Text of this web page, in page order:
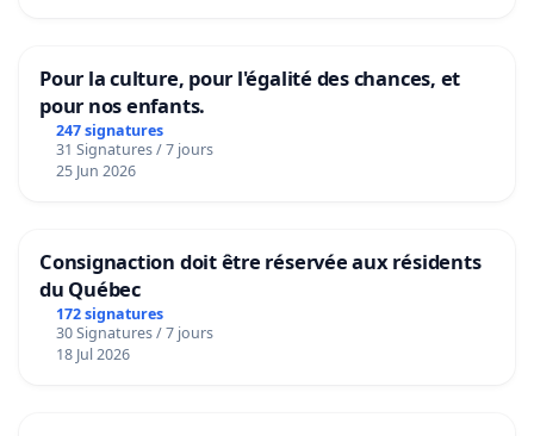
Pour la culture, pour l'égalité des chances, et
pour nos enfants.
247 signatures
31 Signatures / 7 jours
25 Jun 2026
Consignaction doit être réservée aux résidents
du Québec
172 signatures
30 Signatures / 7 jours
18 Jul 2026